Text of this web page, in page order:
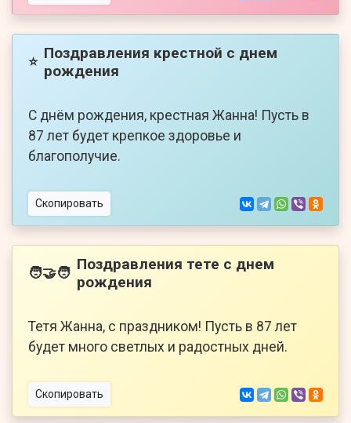
⭐ Поздравления крестной с днем
рождения
С днём рождения, крестная Жанна! Пусть в
87 лет будет крепкое здоровье и
благополучие.
Скопировать
🧑‍🤝‍🧑 Поздравления тете с днем
рождения
Тетя Жанна, с праздником! Пусть в 87 лет
будет много светлых и радостных дней.
Скопировать